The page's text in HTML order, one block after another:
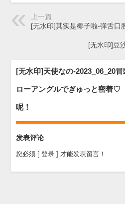
上一篇
[无水印]其实是椰子啦-弹舌口
[无水印]豆
[无水印]天使なの-2023_06_20冒
ローアングルでぎゅっと密着♡
呢！
发表评论
您必须 [ 登录 ] 才能发表留言！